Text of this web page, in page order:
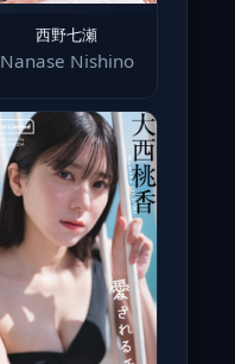
西野七瀬
Nanase Nishino